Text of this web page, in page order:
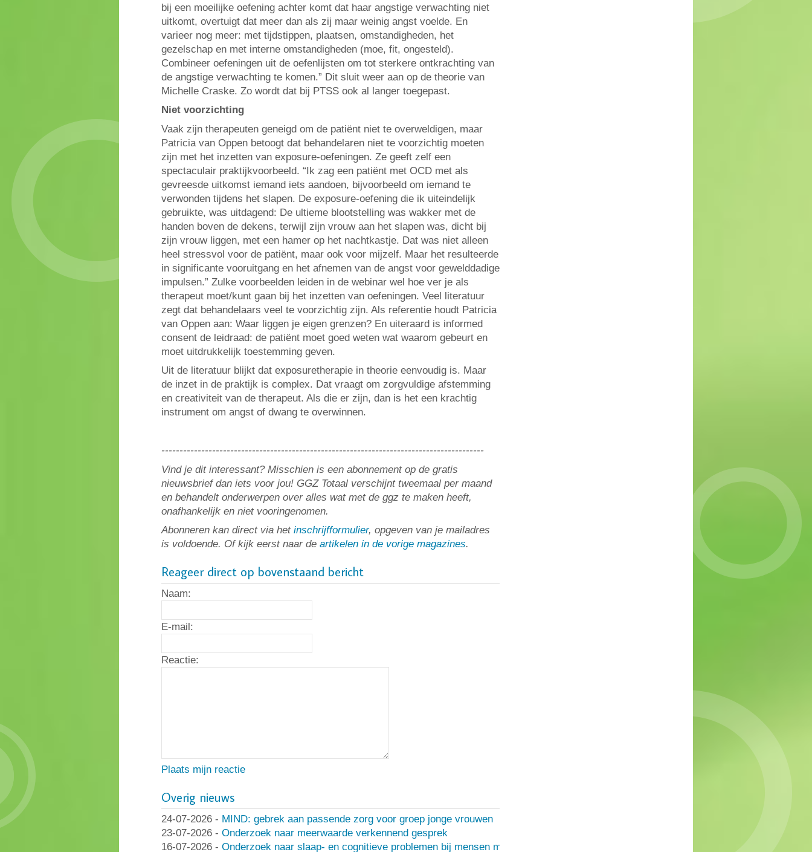
bij een moeilijke oefening achter komt dat haar angstige verwachting niet
uitkomt, overtuigt dat meer dan als zij maar weinig angst voelde. En
varieer nog meer: met tijdstippen, plaatsen, omstandigheden, het
gezelschap en met interne omstandigheden (moe, fit, ongesteld).
Combineer oefeningen uit de oefenlijsten om tot sterkere ontkrachting van
de angstige verwachting te komen.” Dit sluit weer aan op de theorie van
Michelle Craske. Zo wordt dat bij PTSS ook al langer toegepast.
Niet voorzichting
Vaak zijn therapeuten geneigd om de patiënt niet te overweldigen, maar
Patricia van Oppen betoogt dat behandelaren niet te voorzichtig moeten
zijn met het inzetten van exposure-oefeningen. Ze geeft zelf een
spectaculair praktijkvoorbeeld. “Ik zag een patiënt met OCD met als
gevreesde uitkomst iemand iets aandoen, bijvoorbeeld om iemand te
verwonden tijdens het slapen. De exposure-oefening die ik uiteindelijk
gebruikte, was uitdagend: De ultieme blootstelling was wakker met de
handen boven de dekens, terwijl zijn vrouw aan het slapen was, dicht bij
zijn vrouw liggen, met een hamer op het nachtkastje. Dat was niet alleen
heel stressvol voor de patiënt, maar ook voor mijzelf. Maar het resulteerde
in significante vooruitgang en het afnemen van de angst voor gewelddadige
impulsen.” Zulke voorbeelden leiden in de webinar wel hoe ver je als
therapeut moet/kunt gaan bij het inzetten van oefeningen. Veel literatuur
zegt dat behandelaars veel te voorzichtig zijn. Als referentie houdt Patricia
van Oppen aan: Waar liggen je eigen grenzen? En uiteraard is informed
consent de leidraad: de patiënt moet goed weten wat waarom gebeurt en
moet uitdrukkelijk toestemming geven.
Uit de literatuur blijkt dat exposuretherapie in theorie eenvoudig is. Maar
de inzet in de praktijk is complex. Dat vraagt om zorgvuldige afstemming
en creativiteit van de therapeut. Als die er zijn, dan is het een krachtig
instrument om angst of dwang te overwinnen.
-----------------------------------------------------------------------------------------
Vind je dit interessant? Misschien is een abonnement op de gratis
nieuwsbrief dan iets voor jou! GGZ Totaal verschijnt tweemaal per maand
en behandelt onderwerpen over alles wat met de ggz te maken heeft,
onafhankelijk en niet vooringenomen.
Abonneren kan direct via het inschrijfformulier, opgeven van je mailadres
is voldoende. Of kijk eerst naar de artikelen in de vorige magazines.
Reageer direct op bovenstaand bericht
Naam:
E-mail:
Reactie:
Plaats mijn reactie
Overig nieuws
24-07-2026 - MIND: gebrek aan passende zorg voor groep jonge vrouwen
23-07-2026 - Onderzoek naar meerwaarde verkennend gesprek
16-07-2026 - Onderzoek naar slaap- en cognitieve problemen bij mensen met een depressie